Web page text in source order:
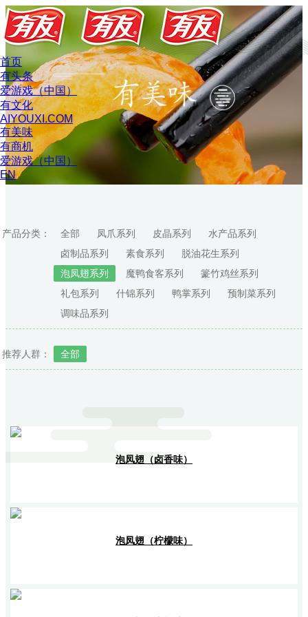
首页
有头条
爱游戏（中国）
有文化
AIYOUXI.COM
有美味
有商机
爱游戏（中国）
EN
产品分类： 全部 凤爪系列 皮晶系列
水产品系列
卤制品系列
素食系列
脱油花生系列
泡凤翅系列
魔鸭食客系列
籇竹鸡丝系列
礼包系列
什锦系列 鸭掌系列
预制菜系列
调味品系列
推荐人群： 全部
泡凤翅（卤香味）
泡凤翅（柠檬味）